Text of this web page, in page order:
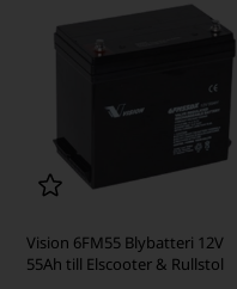
Vision 6FM55 Blybatteri 12V
55Ah till Elscooter & Rullstol